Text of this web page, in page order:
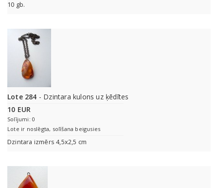
10 gb.
Lote 284 - Dzintara kulons uz ķēdītes
10 EUR
Solījumi: 0
Lote ir noslēgta, solīšana beigusies
Dzintara izmērs 4,5x2,5 cm